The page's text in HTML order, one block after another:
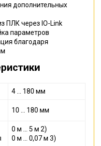
дополнительных
ПЛК через IO-Link
параметров
благодаря
4 ... 180 мм
10 ... 180 мм
0 м ... 5 м 2)
0 м ... 0,07 м 3)